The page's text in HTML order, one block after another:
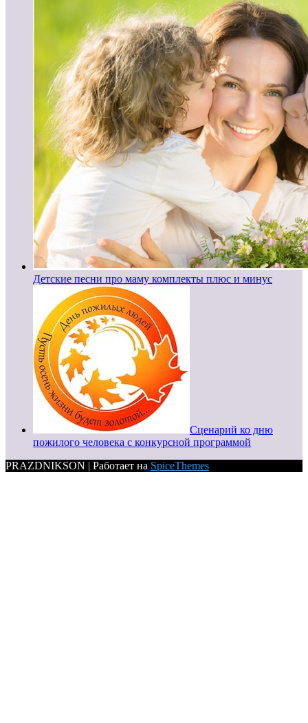
Детские песни про маму комплекты плюс и минус
Сценарий ко дню
пожилого человека с конкурсной программой
PRAZDNIKSON | Работает на SpiceThemes